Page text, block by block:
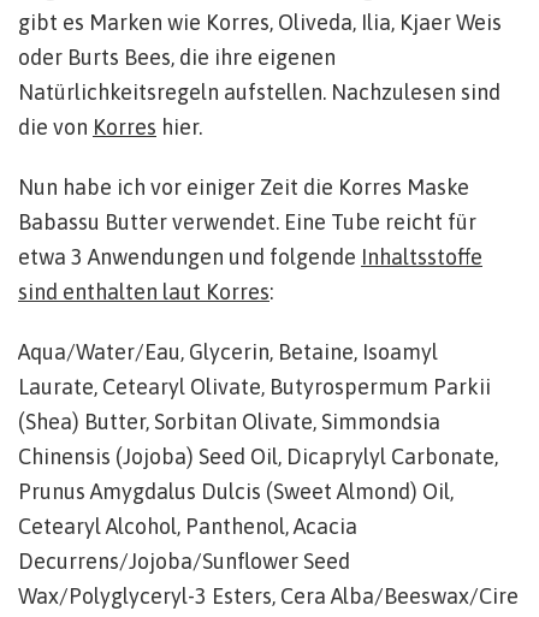
gibt es Marken wie Korres, Oliveda, Ilia, Kjaer Weis
oder Burts Bees, die ihre eigenen
Natürlichkeitsregeln aufstellen. Nachzulesen sind
die von Korres hier.
Nun habe ich vor einiger Zeit die Korres Maske
Babassu Butter verwendet. Eine Tube reicht für
etwa 3 Anwendungen und folgende Inhaltsstoffe
sind enthalten laut Korres:
Aqua/Water/Eau, Glycerin, Betaine, Isoamyl
Laurate, Cetearyl Olivate, Butyrospermum Parkii
(Shea) Butter, Sorbitan Olivate, Simmondsia
Chinensis (Jojoba) Seed Oil, Dicaprylyl Carbonate,
Prunus Amygdalus Dulcis (Sweet Almond) Oil,
Cetearyl Alcohol, Panthenol, Acacia
Decurrens/Jojoba/Sunflower Seed
Wax/Polyglyceryl-3 Esters, Cera Alba/Beeswax/Cire